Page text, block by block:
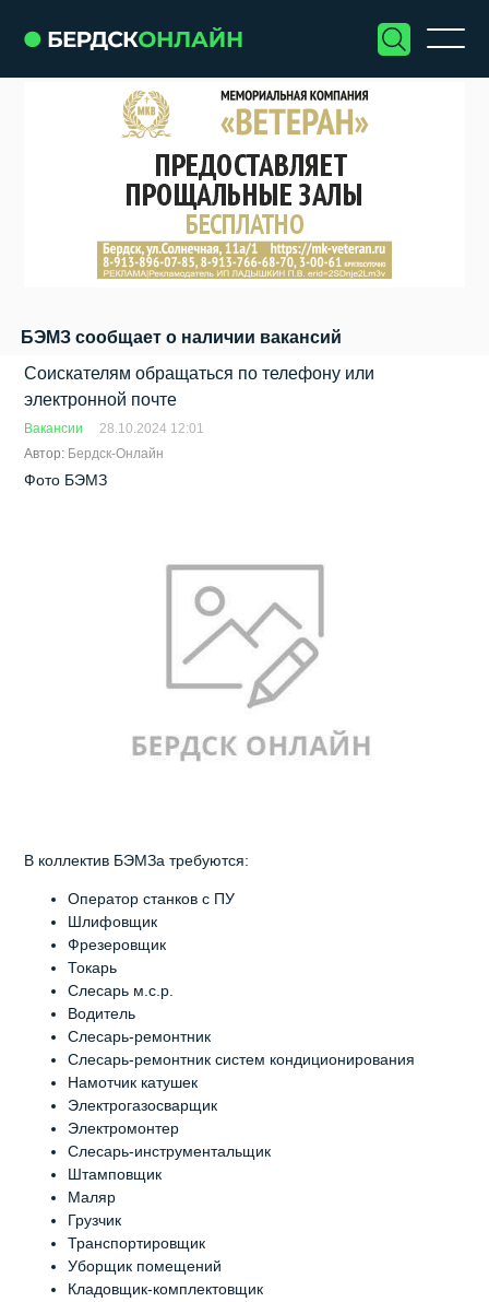
БЭМЗ сообщает о наличии вакансий
Соискателям обращаться по телефону или
электронной почте
Вакансии
28.10.2024 12:01
Автор: Бердск-Онлайн
Фото БЭМЗ
В коллектив БЭМЗа требуются:
Оператор станков с ПУ
Шлифовщик
Фрезеровщик
Токарь
Слесарь м.с.р.
Водитель
Слесарь-ремонтник
Слесарь-ремонтник систем кондиционирования
Намотчик катушек
Электрогазосварщик
Электромонтер
Слесарь-инструментальщик
Штамповщик
Маляр
Грузчик
Транспортировщик
Уборщик помещений
Кладовщик-комплектовщик